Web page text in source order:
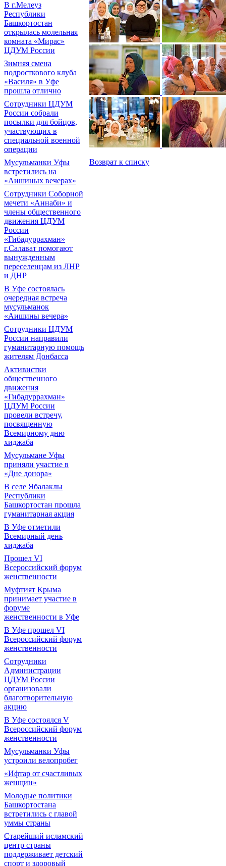
В г.Мелеуз
Республики
Башкортостан
открылась молельная
комната «Мирас»
ЦДУМ России
Зимняя смена
подросткового клуба
«Василя» в Уфе
прошла отлично
Сотрудники ЦДУМ
России собрали
посылки для бойцов,
участвующих в
специальной военной
операции
Мусульманки Уфы
встретились на
«Аишиных вечерах»
Сотрудники Соборной
мечети «Аннаби» и
члены общественного
движения ЦДУМ
России
«Гибадуррахман»
г.Салават помогают
вынужденным
переселенцам из ЛНР
и ДНР
В Уфе состоялась
очередная встреча
мусульманок
«Аишины вечера»
Сотрудники ЦДУМ
России направили
гуманитарную помощь
жителям Донбасса
Активистки
общественного
движения
«Гибадуррахман»
ЦДУМ России
провели встречу,
посвященную
Всемирному дню
хиджаба
Мусульмане Уфы
приняли участие в
«Дне донора»
В селе Ябалаклы
Республики
Башкортостан прошла
гуманитарная акция
В Уфе отметили
Всемирный день
хиджаба
Прошел VI
Всероссийский форум
женственности
Муфтият Крыма
принимает участие в
форуме
женственности в Уфе
В Уфе прошел VI
Всероссийский форум
женственности
Сотрудники
Администрации
ЦДУМ России
организовали
благотворительную
акцию
В Уфе состоялся V
Всероссийский форум
женственности
Мусульманки Уфы
устроили велопробег
«Ифтар от счастливых
женщин»
Молодые политики
Башкортостана
встретились с главой
уммы страны
Старейший исламский
центр страны
поддерживает детский
спорт и здоровый
Возврат к списку